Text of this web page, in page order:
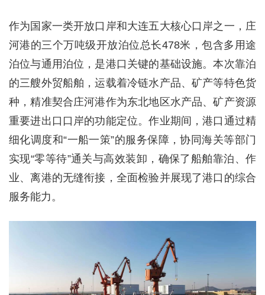
作为国家一类开放口岸和大连五大核心口岸之一，庄
河港的三个万吨级开放泊位总长478米，包含多用途
泊位与通用泊位，是港口关键的基础设施。本次靠泊
的三艘外贸船舶，运载着冷链水产品、矿产等特色货
种，精准契合庄河港作为东北地区水产品、矿产资源
重要进出口口岸的功能定位。作业期间，港口通过精
细化调度和“一船一策”的服务保障，协同海关等部门
实现“零等待”通关与高效装卸，确保了船舶靠泊、作
业、离港的无缝衔接，全面检验并展现了港口的综合
服务能力。